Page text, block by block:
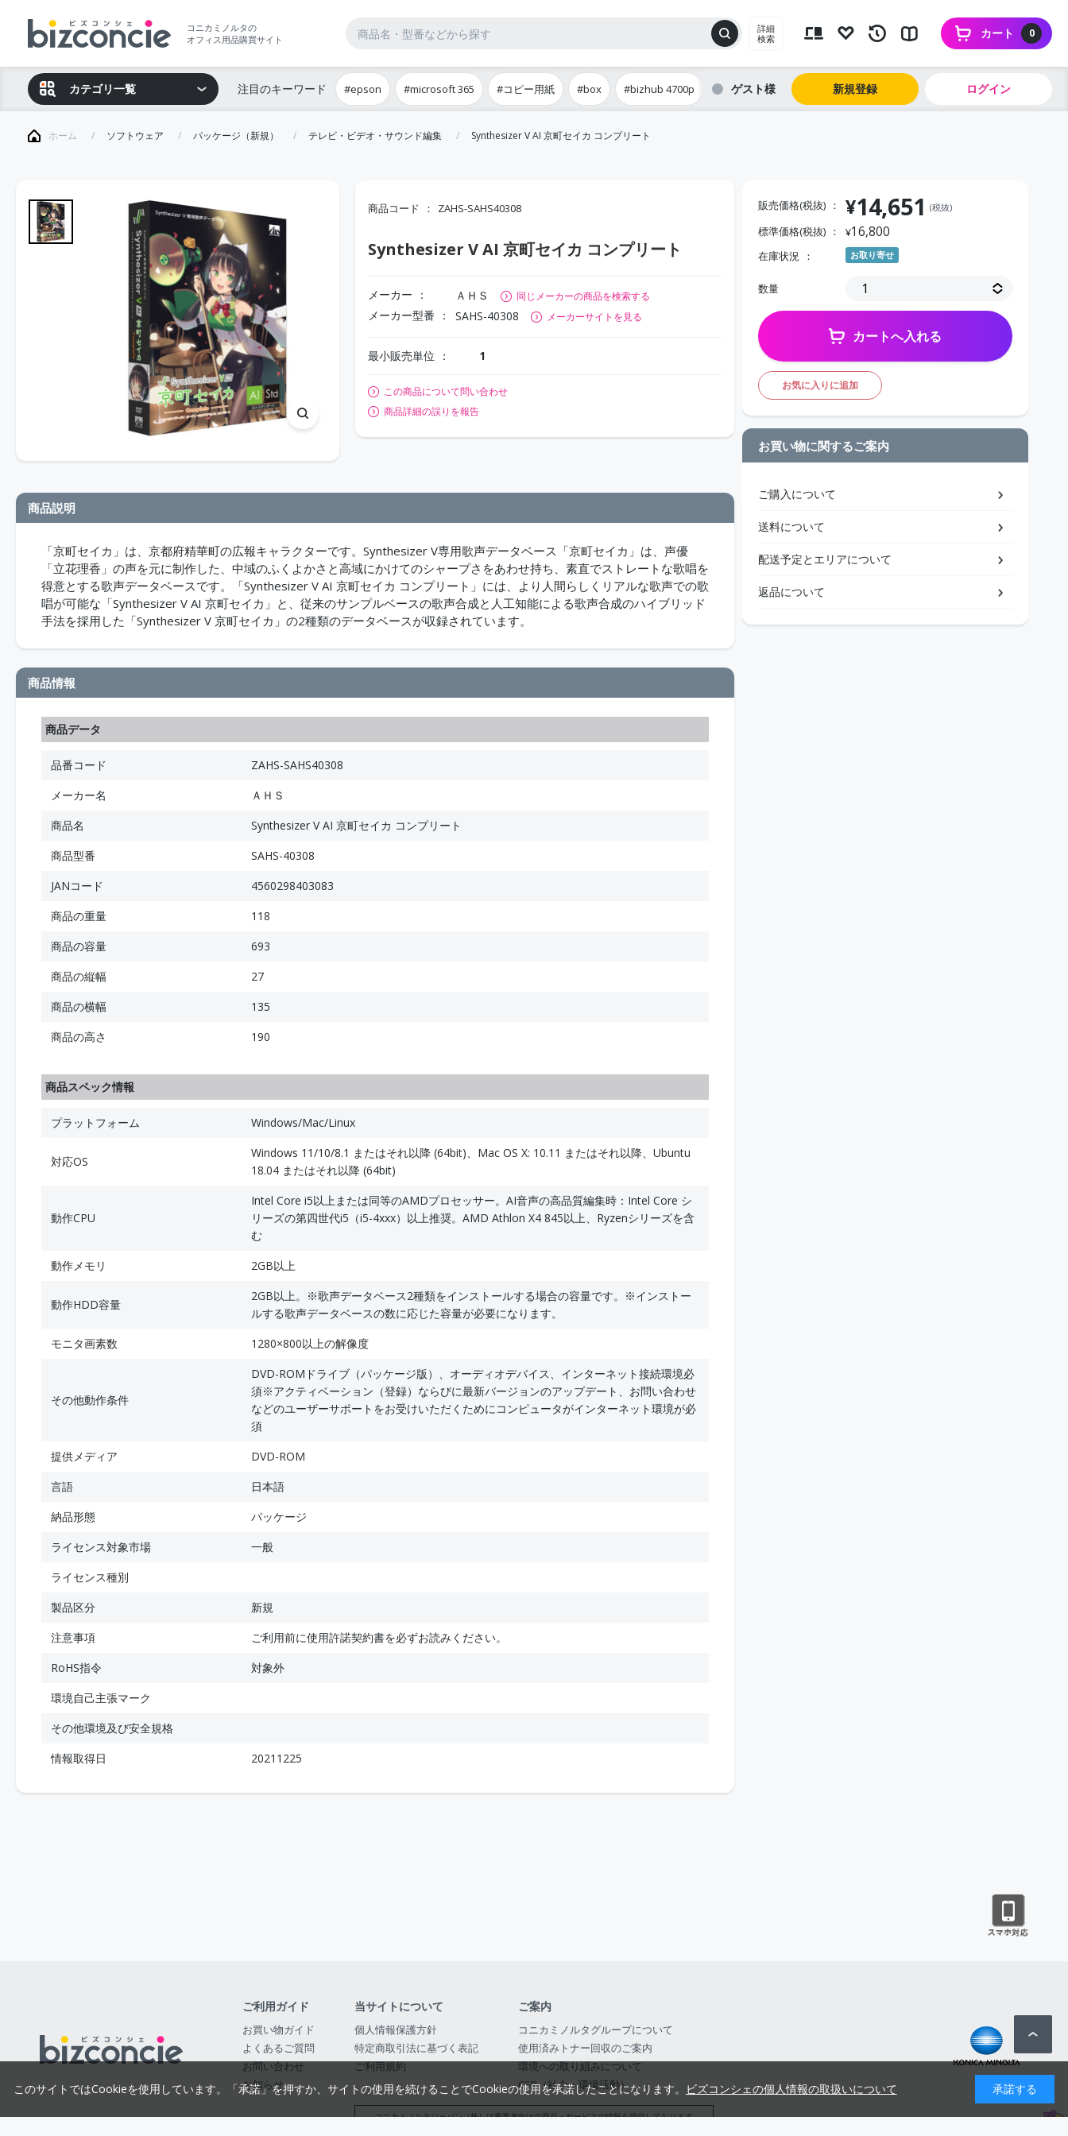
コニカミノルタの
オフィス用品購買サイト
詳細
検索
0
カート
カテゴリ一覧 注目のキーワード #epson #microsoft 365 #コピー用紙 #box #bizhub 4700p ゲスト 新規登録 ログイン
ホーム ソフトウェア パッケージ（新規） テレビ・ビデオ・サウンド編集 Synthesizer V AI 京町セイカ コンプリート
商品コード ZAHS-SAHS40308
Synthesizer V AI 京町セイカ コンプリート
メーカー ＡＨＳ 同じメーカーの商品を検索する
メーカー型番 SAHS-40308 メーカーサイトを見る
最小販売単位 1
この商品について問い合わせ
商品詳細の誤りを報告
商品説明
「京町セイカ」は、京都府精華町の広報キャラクターです。Synthesizer V専用歌声データベース「京町セイカ」は、声優
「立花理香」の声を元に制作した、中域のふくよかさと高域にかけてのシャープさをあわせ持ち、素直でストレートな歌唱を
得意とする歌声データベースです。「Synthesizer V AI 京町セイカ コンプリート」には、より人間らしくリアルな歌声での歌
唱が可能な「Synthesizer V AI 京町セイカ」と、従来のサンプルベースの歌声合成と人工知能による歌声合成のハイブリッド
手法を採用した「Synthesizer V 京町セイカ」の2種類のデータベースが収録されています。
商品情報
商品データ
品番コード
ZAHS-SAHS40308
メーカー名
ＡＨＳ
商品名
Synthesizer V AI 京町セイカ コンプリート
商品型番
SAHS-40308
JANコード
4560298403083
商品の重量
118
商品の容量
693
商品の縦幅
27
商品の横幅
135
商品の高さ
190
商品スペック情報
プラットフォーム Windows/Mac/Linux
対応OS
Windows 11/10/8.1 またはそれ以降 (64bit)、Mac OS X: 10.11 またはそれ以降、Ubuntu
18.04 またはそれ以降 (64bit)
動作CPU
Intel Core i5以上または同等のAMDプロセッサー。AI音声の高品質編集時：Intel Core シ
リーズの第四世代i5（i5-4xxx）以上推奨。AMD Athlon X4 845以上、Ryzenシリーズを含
む
動作メモリ
2GB以上
動作HDD容量
2GB以上。※歌声データベース2種類をインストールする場合の容量です。※インストー
ルする歌声データベースの数に応じた容量が必要になります。
モニタ画素数
1280×800以上の解像度
その他動作条件
DVD-ROMドライブ（パッケージ版）、オーディオデバイス、インターネット接続環境必
須※アクティベーション（登録）ならびに最新バージョンのアップデート、お問い合わせ
などのユーザーサポートをお受けいただくためにコンピュータがインターネット環境が必
須
提供メディア
DVD-ROM
言語
日本語
納品形態
パッケージ
ライセンス対象市場
一般
ライセンス種別
製品区分
新規
注意事項
ご利用前に使用許諾契約書を必ずお読みください。
RoHS指令
対象外
環境自己主張マーク
その他環境及び安全規格
情報取得日
20211225
販売価格(税抜) ¥14,651 (税抜)
標準価格(税抜) ¥16,800
在庫状況 お取り寄せ
数量
カートへ入れる
お気に入りに追加
お買い物に関するご案内
ご購入について
送料について
配送予定とエリアについて
返品について
ご利用ガイド
お買い物ガイド
よくあるご質問
お問い合わせ
お知らせ
当サイトについて
個人情報保護方針
特定商取引法に基づく表記
ご利用規約
ご案内
コニカミノルタグループについて
使用済みトナー回収のご案内
環境への取り組みについて
CSR（社会・環境活動）
コニカミノルタジャパン（株）は事業者向けの商品・サービスの情報を提供しております
このサイトではCookieを使用しています。「承諾」を押すか、サイトの使用を続けることでCookieの使用を承諾したことになります。 ビズコンシェの個人情報の取扱いについて 承諾する